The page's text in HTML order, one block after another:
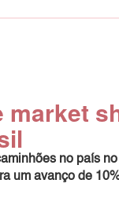
market
no país
um avanço de